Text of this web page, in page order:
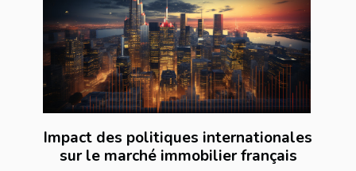
Impact des politiques internationales
sur le marché immobilier français